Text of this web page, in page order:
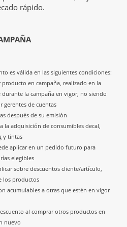
rápido.
es válida en las siguientes condiciones:
en campaña, realizado en la
la campaña en vigor, no siendo
gerentes de cuentas
después de su emisión
la adquisición de consumibles decal,
y tintas
aplicar en un pedido futuro para
elegibles
sobre descuentos cliente/artículo,
los productos
acumulables a otras que estén en vigor
al comprar otros productos en
nuevo